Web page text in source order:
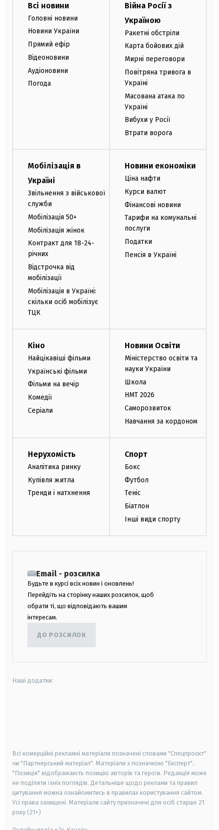
Всі новини
Головні новини
Новини України
Прямий ефір
Відеоновини
Аудіоновини
Погода
Війна Росії з
Україною
Ракетні обстріли
Карта бойових дій
Мирні переговори
Повітряна тривога в
Україні
Масована атака по
Україні
Вибухи у Росії
Втрати ворога
Мобілізація в
Україні
Звільнення з військової
служби
Мобілізація 50+
Мобілізація жінок
Контракт для 18-24-
річних
Відстрочка від
мобілізації
Мобілізація в Україні:
скільки осіб мобілізує
ТЦК
Новини економіки
Ціна нафти
Курси валют
Фінансові новини
Тарифи на комунальні
послуги
Податки
Пенсія в Україні
Кіно
Найцікавіші фільми
Українські фільми
Фільми на вечір
Комедії
Серіали
Новини Освіти
Міністерство освіти та
науки України
Школа
НМТ 2026
Саморозвиток
Навчання за кордоном
Нерухомість
Аналітика ринку
Купівля житла
Тренди і натхнення
Спорт
Бокс
Футбол
Теніс
Біатлон
Інші види спорту
Email - розсилка
Будьте в курсі всіх новин і оновлень!
Перейдіть на сторінку наших розсилок, щоб
обрати ті, що відповідають вашим
інтересам.
ДО РОЗСИЛОК
Наші додатки:
Всі комерційні рекламні матеріали позначені словами "Спецпроєкт"
чи "Партнерський матеріал". Матеріали з позначкою "Експерт",
"Позиція" відображають позицію авторів та героїв. Редакція може
не поділяти їхніх поглядів. Детальніше щодо реклами та правил
цитування можна ознайомитись в правилах користування сайтом.
Усі права захищені. Матеріали сайту призначені для осіб старше 21
року (21+)